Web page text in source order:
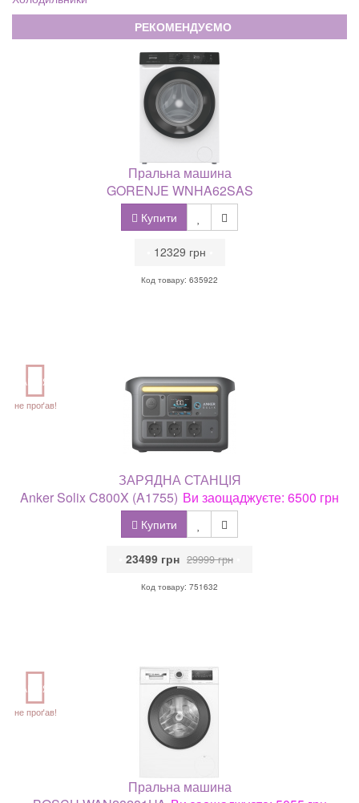
РЕКОМЕНДУЄМО
Пральна машина
GORENJE WNHA62SAS
Купити
12329 грн
Код товару: 635922
АКЦІЯ
не проґав!
ЗАРЯДНА СТАНЦІЯ
Anker Solix C800X (A1755) Ви заощаджуєте: 6500 грн
Купити
23499 грн 29999 грн
Код товару: 751632
АКЦІЯ
не проґав!
Пральна машина